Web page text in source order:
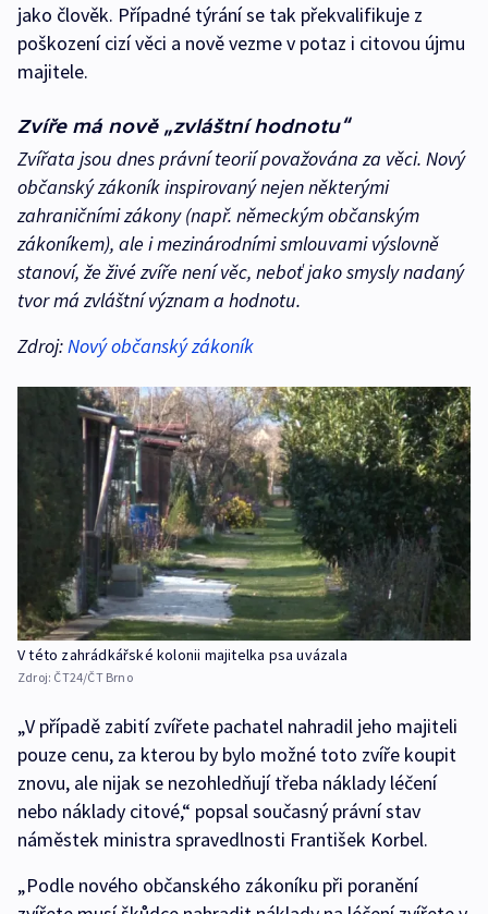
jako člověk. Případné týrání se tak překvalifikuje z
poškození cizí věci a nově vezme v potaz i citovou újmu
majitele.
Zvíře má nově „zvláštní hodnotu“
Zvířata jsou dnes právní teorií považována za věci. Nový
občanský zákoník inspirovaný nejen některými
zahraničními zákony (např. německým občanským
zákoníkem), ale i mezinárodními smlouvami výslovně
stanoví, že živé zvíře není věc, neboť jako smysly nadaný
tvor má zvláštní význam a hodnotu.
Zdroj:Nový občanský zákoník
V této zahrádkářské kolonii majitelka psa uvázala
Zdroj: ČT24/ČT Brno
„V případě zabití zvířete pachatel nahradil jeho majiteli
pouze cenu, za kterou by bylo možné toto zvíře koupit
znovu, ale nijak se nezohledňují třeba náklady léčení
nebo náklady citové,“ popsal současný právní stav
náměstek ministra spravedlnosti František Korbel.
„Podle nového občanského zákoníku při poranění